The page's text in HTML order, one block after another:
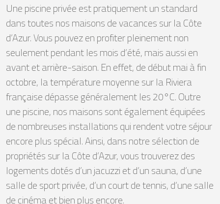
Une piscine privée est pratiquement un standard
dans toutes nos maisons de vacances sur la Côte
d’Azur. Vous pouvez en profiter pleinement non
seulement pendant les mois d’été, mais aussi en
avant et arrière-saison. En effet, de début mai à fin
octobre, la température moyenne sur la Riviera
française dépasse généralement les 20°C. Outre
une piscine, nos maisons sont également équipées
de nombreuses installations qui rendent votre séjour
encore plus spécial. Ainsi, dans notre sélection de
propriétés sur la Côte d’Azur, vous trouverez des
logements dotés d’un jacuzzi et d’un sauna, d’une
salle de sport privée, d’un court de tennis, d’une salle
de cinéma et bien plus encore.